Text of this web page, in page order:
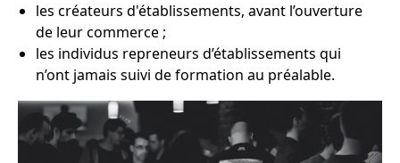
les créateurs d'établissements, avant l’ouverture
de leur commerce ;
les individus repreneurs d’établissements qui
n’ont jamais suivi de formation au préalable.